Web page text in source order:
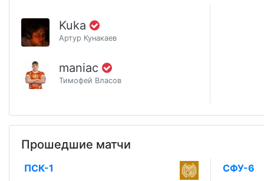
Kuka
Артур Кунакаев
maniac
Тимофей Власов
Прошедшие матчи
ПСК-1 СФУ-6